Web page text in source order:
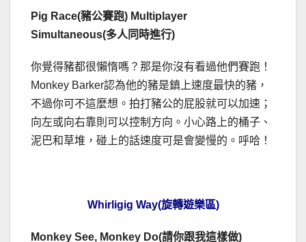
Pig Race(豬公賽跑) Multiplayer
Simultaneous(多人同時進行)
你覺得豬都很懶惰嗎？那是你沒有看過他們賽跑！
Monkey Barker認為他的豬是鎮上速度最快的豬，
不過你可不這麼想。拍打豬公的屁股就可以加速；
向左或向右靠則可以控制方向。小心路上的桶子、
泥巴和草堆，碰上的話速度可是會變慢的。呼哈！
Whirligig Way(旋轉遊樂區)
Monkey See, Monkey Do(請你跟我這樣做)